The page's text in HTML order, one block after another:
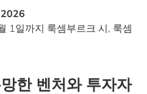
2026
1일까지 룩셈부르크 시, 룩셈
한 벤처와 투자자